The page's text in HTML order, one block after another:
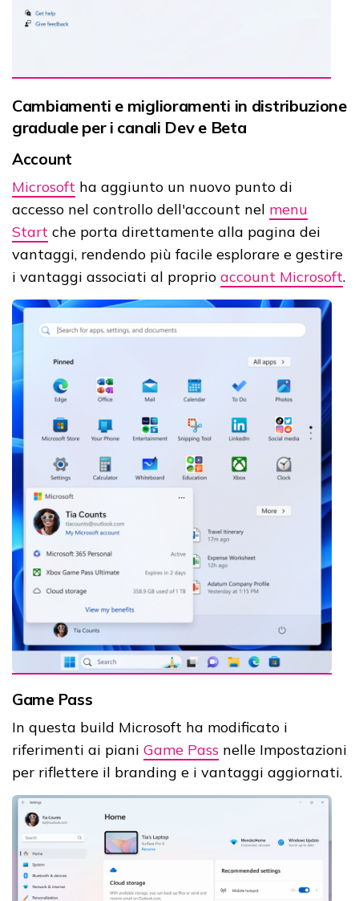
Cambiamenti e miglioramenti in distribuzione
graduale per i canali Dev e Beta
Account
Microsoft ha aggiunto un nuovo punto di
accesso nel controllo dell'account nel menu
Start che porta direttamente alla pagina dei
vantaggi, rendendo più facile esplorare e gestire
i vantaggi associati al proprio account Microsoft.
Game Pass
In questa build Microsoft ha modificato i
riferimenti ai piani Game Pass nelle Impostazioni
per riflettere il branding e i vantaggi aggiornati.